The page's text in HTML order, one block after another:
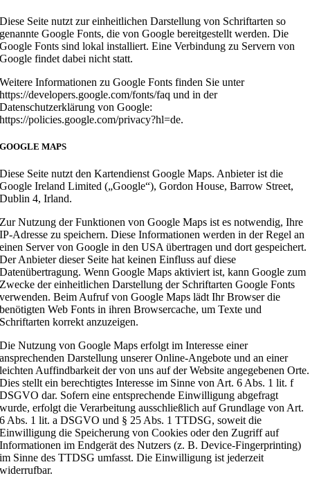
Diese Seite nutzt zur einheitlichen Darstellung von Schriftarten so
genannte Google Fonts, die von Google bereitgestellt werden. Die
Google Fonts sind lokal installiert. Eine Verbindung zu Servern von
Google findet dabei nicht statt.
Weitere Informationen zu Google Fonts finden Sie unter
https://developers.google.com/fonts/faq und in der
Datenschutzerklärung von Google:
https://policies.google.com/privacy?hl=de.
GOOGLE MAPS
Diese Seite nutzt den Kartendienst Google Maps. Anbieter ist die
Google Ireland Limited („Google“), Gordon House, Barrow Street,
Dublin 4, Irland.
Zur Nutzung der Funktionen von Google Maps ist es notwendig, Ihre
IP-Adresse zu speichern. Diese Informationen werden in der Regel an
einen Server von Google in den USA übertragen und dort gespeichert.
Der Anbieter dieser Seite hat keinen Einfluss auf diese
Datenübertragung. Wenn Google Maps aktiviert ist, kann Google zum
Zwecke der einheitlichen Darstellung der Schriftarten Google Fonts
verwenden. Beim Aufruf von Google Maps lädt Ihr Browser die
benötigten Web Fonts in ihren Browsercache, um Texte und
Schriftarten korrekt anzuzeigen.
Die Nutzung von Google Maps erfolgt im Interesse einer
ansprechenden Darstellung unserer Online-Angebote und an einer
leichten Auffindbarkeit der von uns auf der Website angegebenen Orte.
Dies stellt ein berechtigtes Interesse im Sinne von Art. 6 Abs. 1 lit. f
DSGVO dar. Sofern eine entsprechende Einwilligung abgefragt
wurde, erfolgt die Verarbeitung ausschließlich auf Grundlage von Art.
6 Abs. 1 lit. a DSGVO und § 25 Abs. 1 TTDSG, soweit die
Einwilligung die Speicherung von Cookies oder den Zugriff auf
Informationen im Endgerät des Nutzers (z. B. Device-Fingerprinting)
im Sinne des TTDSG umfasst. Die Einwilligung ist jederzeit
widerrufbar.